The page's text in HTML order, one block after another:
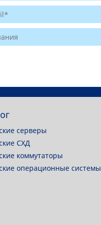
серверы
СХД
коммутаторы
операционные системы